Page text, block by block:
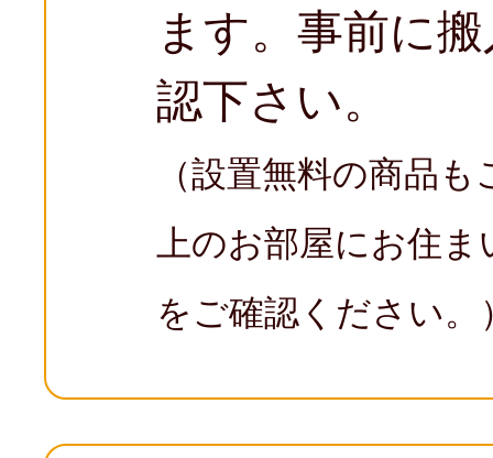
ます。事前に
認下さい。
（設置無料の商品
上のお部屋にお住
をご確認ください。